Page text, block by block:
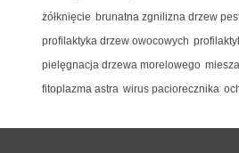
żółknięcie brunatna zgnilizna drzew
profilaktyka drzew owocowych
pielęgnacja drzewa morelowego
fitoplazma astra wirus paciorecznika